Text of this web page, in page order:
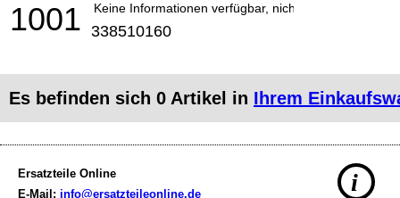
Keine Informationen verfügbar, nicht bestellbar
1001 338510160
Es befinden sich 0 Artikel in Ihrem
Ersatzteile Online
E-Mail: info@ersatzteileonline.de i